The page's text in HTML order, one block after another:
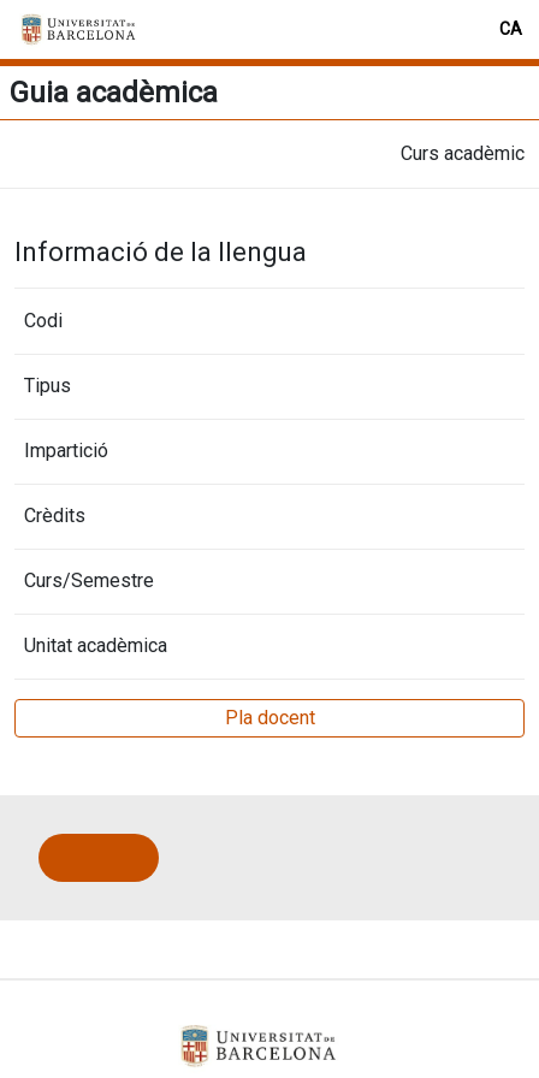
CA
Guia acadèmica
Curs acadèmic
Informació de la llengua
Codi
Tipus
Impartició
Crèdits
Curs/Semestre
Unitat acadèmica
Pla docent